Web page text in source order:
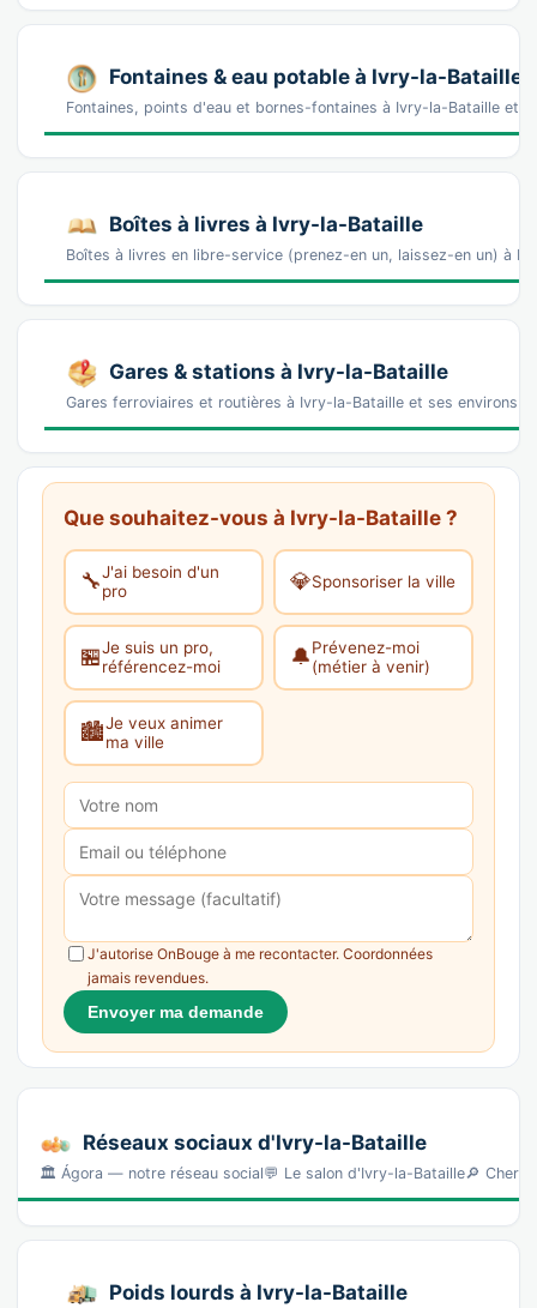
Fontaines & eau potable à Ivry-la-Bataille
Fontaines, points d'eau et bornes-fontaines à Ivry-la-Bataille et
Boîtes à livres à Ivry-la-Bataille
Boîtes à livres en libre-service (prenez-en un, laissez-en un) à
Gares & stations à Ivry-la-Bataille
Gares ferroviaires et routières à Ivry-la-Bataille et ses environs
Que souhaitez-vous à Ivry-la-Bataille ?
🔧J'ai besoin d'un
pro
💎Sponsoriser la ville
🏪Je suis un pro,
référencez-moi
🔔Prévenez-moi
(métier à venir)
🏙️Je veux animer
ma ville
J'autorise OnBouge à me recontacter. Coordonnées
jamais revendues.
Envoyer ma demande
Réseaux sociaux d'Ivry-la-Bataille
🏛️ Ágora — notre réseau social💬 Le salon d'Ivry-la-Bataille🔎
Poids lourds à Ivry-la-Bataille